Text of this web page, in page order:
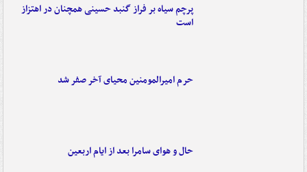
پرچم سیاه بر فراز گنبد حسینی همچنان در اهتزاز
است
حرم امیرالمومنین محیای آخر صفر شد
حال و هوای سامرا بعد از ایام اربعین